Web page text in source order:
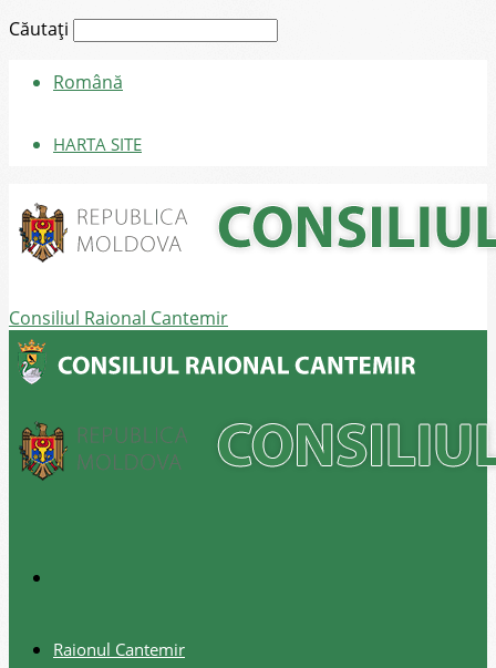
Căutați
Română
HARTA SITE
Consiliul Raional Cantemir
Raionul Cantemir